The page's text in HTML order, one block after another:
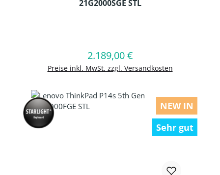
21G2000SGE STL
Regulärer Preis:
2.189,00 €
Preise inkl. MwSt. zzgl. Versandkosten
In den Warenkorb
NEW IN
Sehr gut